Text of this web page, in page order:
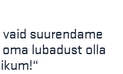
suurendame
lubadust olla